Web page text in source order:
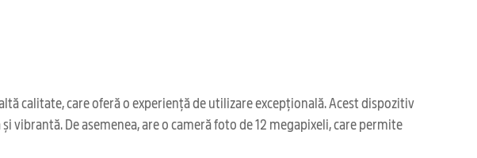
calitate, care oferă o experiență de utilizare excepțională. Acest dispozitiv
vibrantă. De asemenea, are o cameră foto de 12 megapixeli, care permite